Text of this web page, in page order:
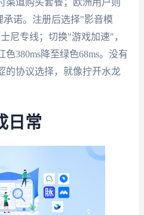
承诺。注册后选择"影音模
尼专线；切换"游戏加速"，
色380ms降至绿色68ms。没有
的协议选择，就像拧开水龙
日常